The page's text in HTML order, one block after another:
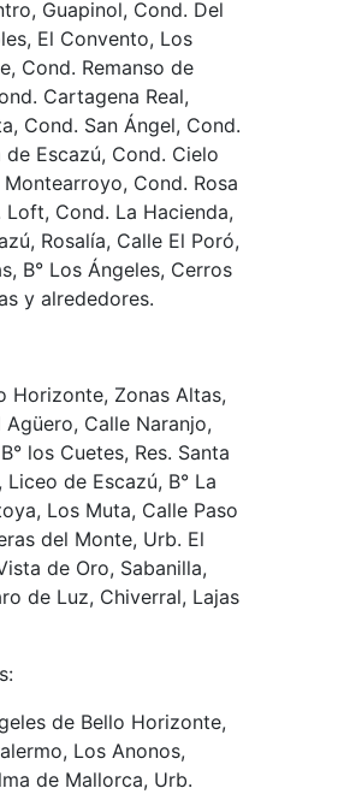
Guapinol, Cond. Del
El Convento, Los
Cond. Remanso de
Cartagena Real,
Cond. San Ángel, Cond.
Escazú, Cond. Cielo
Cond. Rosa
Loft, Cond. La Hacienda,
Rosalía, Calle El Poró,
B° Los Ángeles, Cerros
y alrededores.
Horizonte, Zonas Altas,
Calle Naranjo,
los Cuetes, Res. Santa
de Escazú, B° La
Los Muta, Calle Paso
del Monte, Urb. El
de Oro, Sabanilla,
de Luz, Chiverral, Lajas
de Bello Horizonte,
Los Anonos,
de Mallorca, Urb.